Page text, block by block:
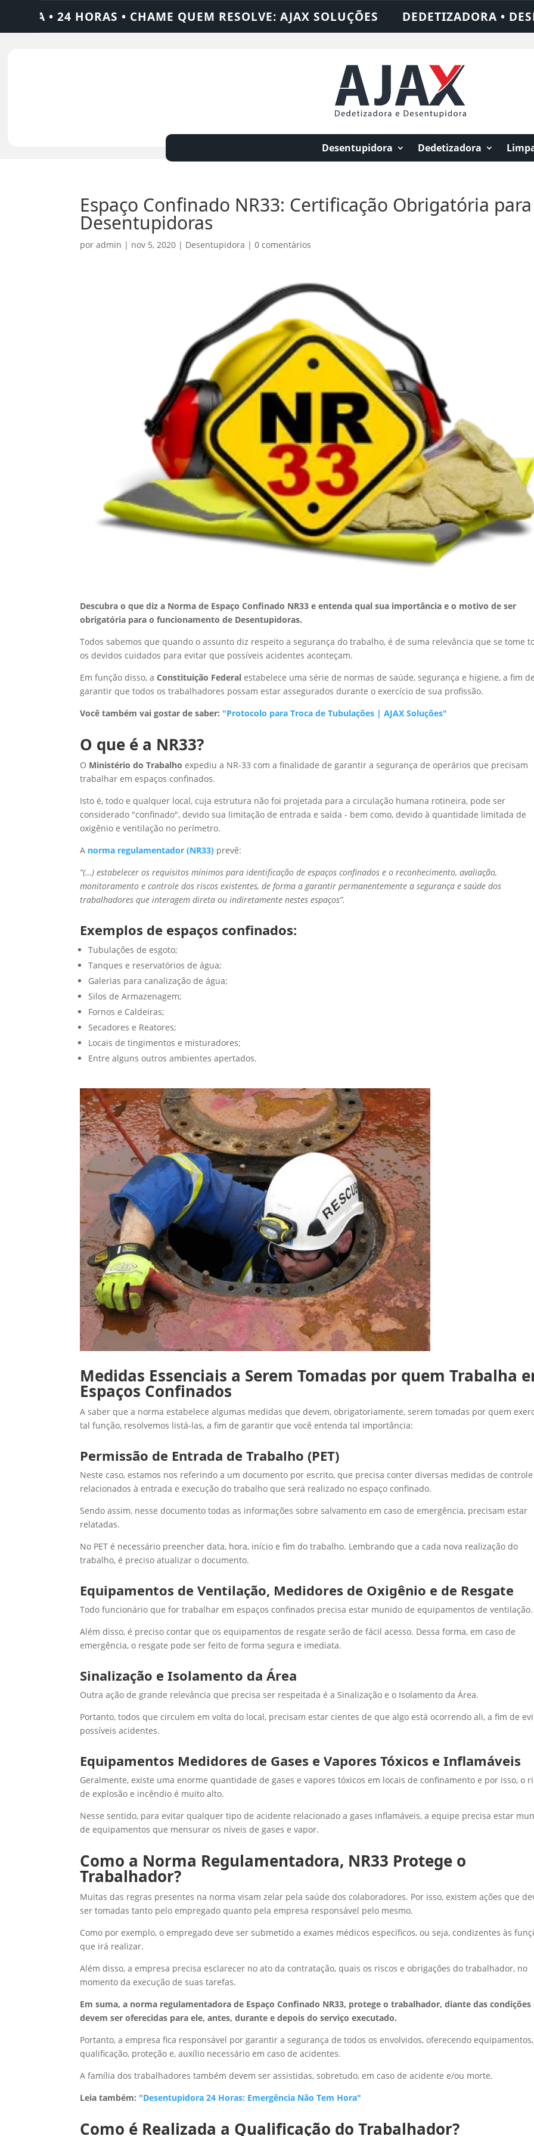
• CHAME QUEM RESOLVE: AJAX SOLUÇÕES DEDETIZADORA •
Desentupidora Dedetizadora
Espaço Confinado NR33: Certificação Obrigatória para
Desentupidoras
poradmin | nov 5, 2020 | Desentupidora |0 comentários
Descubra o que diz a Norma de Espaço Confinado NR33 e entenda qual sua importância e o motivo de ser
obrigatória para o funcionamento de Desentupidoras.
Todos sabemos que quando o assunto diz respeito a segurança do trabalho, é de suma relevância que se tome
os devidos cuidados para evitar que possíveis acidentes aconteçam.
Em função disso, aConstituição Federalestabelece uma série de normas de saúde, segurança e higiene, a fim de
garantir que todos os trabalhadores possam estar assegurados durante o exercício de sua profissão.
Você também vai gostar de saber: "Protocolo para Troca de Tubulações | AJAX Soluções"
O que é a NR33?
O Ministério do Trabalho expediu a NR-33 com a finalidade de garantir a segurança de operários que precisam
trabalhar em espaços confinados.
Isto é, todo e qualquer local, cuja estrutura não foi projetada para a circulação humana rotineira, pode ser
considerado "confinado", devido sua limitação de entrada e saída - bem como, devido à quantidade limitada de
oxigênio e ventilação no perímetro.
A norma regulamentador (NR33) prevê:
“(…) estabelecer os requisitos mínimos para identificação de espaços confinados e o reconhecimento, avaliação,
monitoramento e controle dos riscos existentes, de forma a garantir permanentemente a segurança e saúde dos
trabalhadores que interagem direta ou indiretamente nestes espaços”.
Exemplos de espaços confinados:
Tubulações de esgoto;
Tanques e reservatórios de água;
Galerias para canalização de água;
Silos de Armazenagem;
Fornos e Caldeiras;
Secadores e Reatores;
Locais de tingimentos e misturadores;
Entre alguns outros ambientes apertados.
Medidas Essenciais a Serem Tomadas por quem Trabalha
Espaços Confinados
A saber que a norma estabelece algumas medidas que devem, obrigatoriamente, serem tomadas por quem
tal função, resolvemos listá-las, a fim de garantir que você entenda tal importância:
Permissão de Entrada de Trabalho (PET)
Neste caso, estamos nos referindo a um documento por escrito, que precisa conter diversas medidas de controle
relacionados à entrada e execução do trabalho que será realizado no espaço confinado.
Sendo assim, nesse documento todas as informações sobre salvamento em caso de emergência, precisam estar
relatadas.
No PET é necessário preencher data, hora, início e fim do trabalho. Lembrando que a cada nova realização do
trabalho, é preciso atualizar o documento.
Equipamentos de Ventilação, Medidores de Oxigênio e de Resgate
Todo funcionário que for trabalhar em espaços confinados precisa estar munido de equipamentos de ventilação.
Além disso, é preciso contar que os equipamentos de resgate serão de fácil acesso. Dessa forma, em caso de
emergência, o resgate pode ser feito de forma segura e imediata.
Sinalização e Isolamento da Área
Outra ação de grande relevância que precisa ser respeitada é a Sinalização e o Isolamento da Área.
Portanto, todos que circulem em volta do local, precisam estar cientes de que algo está ocorrendo ali, a fim de
possíveis acidentes.
Equipamentos Medidores de Gases e Vapores Tóxicos e Inflamáveis
Geralmente, existe uma enorme quantidade de gases e vapores tóxicos em locais de confinamento e por isso, o
de explosão e incêndio é muito alto.
Nesse sentido, para evitar qualquer tipo de acidente relacionado a gases inflamáveis, a equipe precisa estar
de equipamentos que mensurar os níveis de gases e vapor.
Como a Norma Regulamentadora, NR33 Protege o
Trabalhador?
Muitas das regras presentes na norma visam zelar pela saúde dos colaboradores. Por isso, existem ações que
ser tomadas tanto pelo empregado quanto pela empresa responsável pelo mesmo.
Como por exemplo, o empregado deve ser submetido a exames médicos específicos, ou seja, condizentes às
que irá realizar.
Além disso, a empresa precisa esclarecer no ato da contratação, quais os riscos e obrigações do trabalhador, no
momento da execução de suas tarefas.
Em suma, a norma regulamentadora de Espaço Confinado NR33, protege o trabalhador, diante das condições
devem ser oferecidas para ele, antes, durante e depois do serviço executado.
Portanto, a empresa fica responsável por garantir a segurança de todos os envolvidos, oferecendo equipamentos,
qualificação, proteção e, auxílio necessário em caso de acidentes.
A família dos trabalhadores também devem ser assistidas, sobretudo, em caso de acidente e/ou morte.
Leia também: "Desentupidora 24 Horas: Emergência Não Tem Hora"
Como é Realizada a Qualificação do Trabalhador?